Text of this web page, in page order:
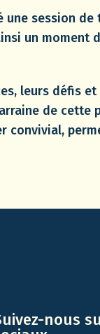
session
un moment
leurs défis
de
convivial,
nous